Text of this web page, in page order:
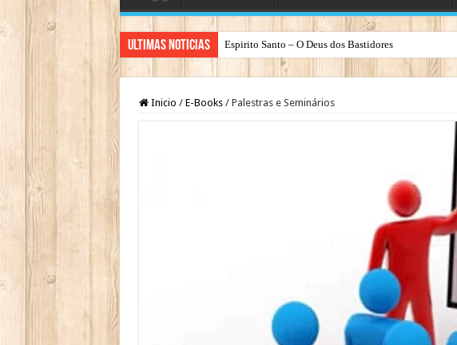
Ultimas Noticias Espirito Santo – O Deus dos Bastidores
Inicio / E-Books / Palestras e Seminários